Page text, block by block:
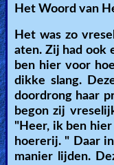
Het Woord van
Het was zo
aten. Zij had ook
ben hier voor
dikke slang.
doordrong haar
begon zij
"Heer, ik ben
hoererij. " Daar
manier lijden.